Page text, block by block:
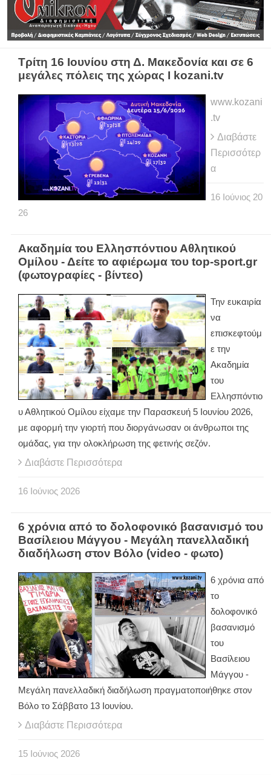
Τρίτη 16 Ιουνίου στη Δ. Μακεδονία και σε 6
μεγάλες πόλεις της χώρας Ι kozani.tv
www.kozani
.tv
Διαβάστε
Περισσότερ
α
16 Ιούνιος 20
26
Ακαδημία του Ελλησπόντιου Αθλητικού
Ομίλου - Δείτε το αφιέρωμα του top-sport.gr
(φωτογραφίες - βίντεο)
Την ευκαιρία
να
επισκεφτούμ
ε την
Ακαδημία
του
Ελλησπόντιο
υ Αθλητικού Ομίλου είχαμε την Παρασκευή 5 Ιουνίου 2026,
με αφορμή την γιορτή που διοργάνωσαν οι άνθρωποι της
ομάδας, για την ολοκλήρωση της φετινής σεζόν.
Διαβάστε Περισσότερα
16 Ιούνιος 2026
6 χρόνια από το δολοφονικό βασανισμό του
Βασίλειου Μάγγου - Μεγάλη πανελλαδική
διαδήλωση στον Βόλο (video - φωτο)
6 χρόνια από
το
δολοφονικό
βασανισμό
του
Βασίλειου
Μάγγου -
Μεγάλη πανελλαδική διαδήλωση πραγματοποιήθηκε στον
Βόλο το Σάββατο 13 Ιουνίου.
Διαβάστε Περισσότερα
15 Ιούνιος 2026